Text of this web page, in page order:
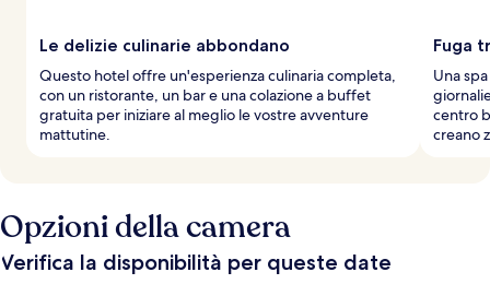
Le delizie culinarie abbondano
Questo hotel offre un'esperienza culinaria completa,
con un ristorante, un bar e una colazione a buffet
gratuita per iniziare al meglio le vostre avventure
mattutine.
Fuga
Una
centro
creano
Opzioni della camera
Verifica la disponibilità per queste date